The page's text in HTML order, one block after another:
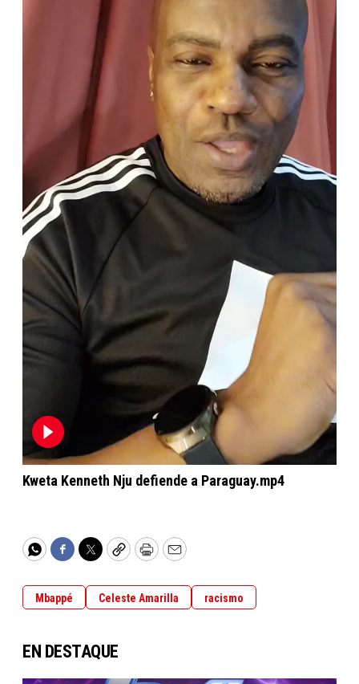
Kweta Kenneth Nju defiende a Paraguay.mp4
WhatsApp
Facebook
TwitterCopyPrintEmail
Mbappé Celeste Amarilla racismo
EN DESTAQUE